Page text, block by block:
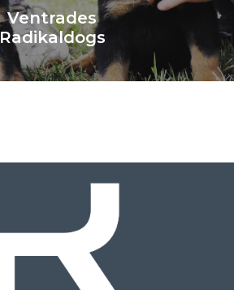
Ventrades
Radikaldogs
Saber Més
Saber Més